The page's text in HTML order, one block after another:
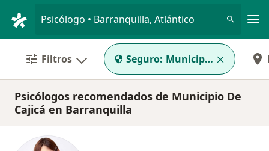
Psicólogo • Barranquilla, Atlántico
Filtros Seguro: Municipio De Cajicá
Psicólogos recomendados de Municipio De
Cajicá en Barranquilla